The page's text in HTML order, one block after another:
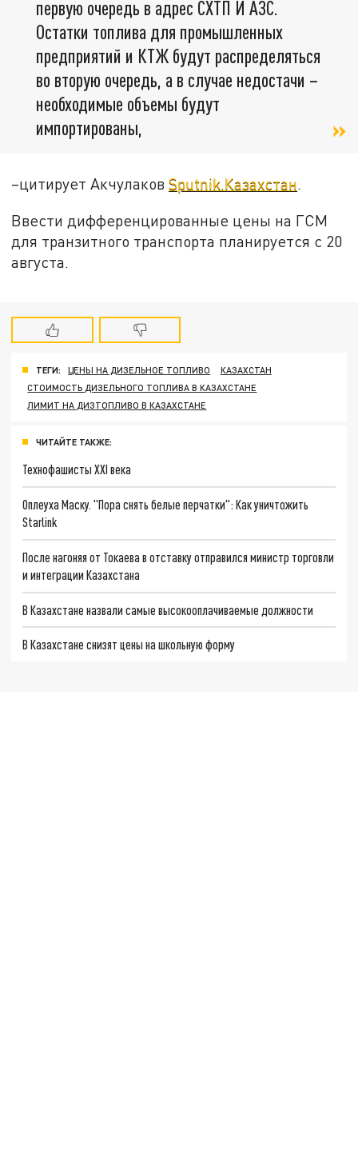
первую очередь в адрес СХТП И АЗС.
Остатки топлива для промышленных
предприятий и КТЖ будут распределяться
во вторую очередь, а в случае недостачи –
необходимые объемы будут
импортированы,
–цитирует АкчулаковSputnik.Казахстан.
Ввести дифференцированные цены на ГСМ
для транзитного транспорта планируется с 20
августа.
ТЕГИ: ЦЕНЫ НА ДИЗЕЛЬНОЕ ТОПЛИВО
КАЗАХСТАН
СТОИМОСТЬ ДИЗЕЛЬНОГО ТОПЛИВА В КАЗАХСТАНЕ
ЛИМИТ НА ДИЗТОПЛИВО В КАЗАХСТАНЕ
ЧИТАЙТЕ ТАКЖЕ:
Технофашисты XXI века
Оплеуха Маску. "Пора снять белые перчатки": Как уничтожить
Starlink
После нагоняя от Токаева в отставку отправился министр торговли
и интеграции Казахстана
В Казахстане назвали самые высокооплачиваемые должности
В Казахстане снизят цены на школьную форму